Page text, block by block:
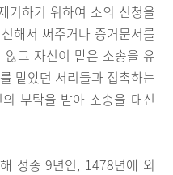
기하기 위하여 소의 신청을
해서 써주거나 증거문서를
고 자신이 맡은 소송을 유
맡았던 서리들과 접촉하는
부탁을 받아 소송을 대신
성종 9년인, 1478년에 외